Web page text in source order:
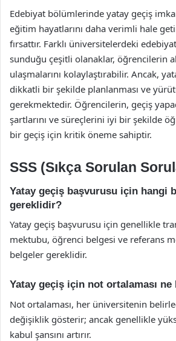
Edebiyat bölümlerinde yatay geçiş
eğitim hayatlarını daha verimli hale
fırsattır. Farklı üniversitelerdeki
sunduğu çeşitli olanaklar, öğrencilerin
ulaşmalarını kolaylaştırabilir. Ancak,
dikkatli bir şekilde planlanması ve
gerekmektedir. Öğrencilerin, geçiş
şartlarını ve süreçlerini iyi bir şekilde
bir geçiş için kritik öneme sahiptir.
SSS (Sıkça Sorulan
Yatay geçiş başvurusu için hangi
gereklidir?
Yatay geçiş başvurusu için genellikle
mektubu, öğrenci belgesi ve referans
belgeler gereklidir.
Yatay geçiş için not ortalaması ne
Not ortalaması, her üniversitenin
değişiklik gösterir; ancak genellikle
kabul şansını artırır.